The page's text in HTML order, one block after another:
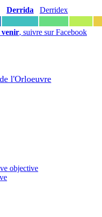
Derrida Derridex
, suivre sur Facebook
l'Orloeuvre
objective